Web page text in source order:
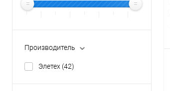
Производитель
Элетех (42)